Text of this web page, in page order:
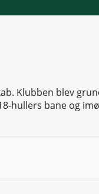
Klubben blev
hullers bane og